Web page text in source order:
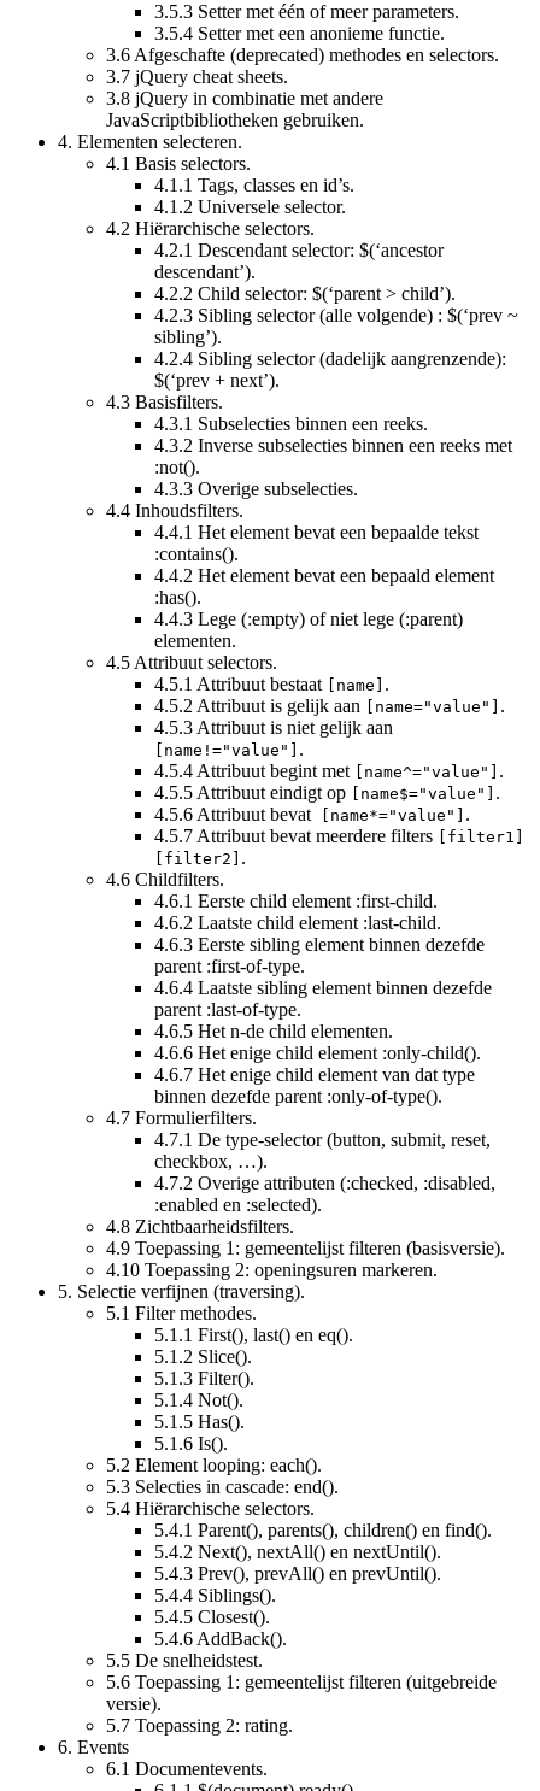
3.5.3 Setter met één of meer parameters.
3.5.4 Setter met een anonieme functie.
3.6 Afgeschafte (deprecated) methodes en selectors.
3.7 jQuery cheat sheets.
3.8 jQuery in combinatie met andere
JavaScriptbibliotheken gebruiken.
4. Elementen selecteren.
4.1 Basis selectors.
4.1.1 Tags, classes en id’s.
4.1.2 Universele selector.
4.2 Hiërarchische selectors.
4.2.1 Descendant selector: $(‘ancestor
descendant’).
4.2.2 Child selector: $(‘parent > child’).
4.2.3 Sibling selector (alle volgende) : $(‘prev ~
sibling’).
4.2.4 Sibling selector (dadelijk aangrenzende):
$(‘prev + next’).
4.3 Basisfilters.
4.3.1 Subselecties binnen een reeks.
4.3.2 Inverse subselecties binnen een reeks met
:not().
4.3.3 Overige subselecties.
4.4 Inhoudsfilters.
4.4.1 Het element bevat een bepaalde tekst
:contains().
4.4.2 Het element bevat een bepaald element
:has().
4.4.3 Lege (:empty) of niet lege (:parent)
elementen.
4.5 Attribuut selectors.
4.5.1 Attribuut bestaat [name] .
4.5.2 Attribuut is gelijk aan [name="value"] .
4.5.3 Attribuut is niet gelijk aan
[name!="value"] .
4.5.4 Attribuut begint met [name^="value"] .
4.5.5 Attribuut eindigt op [name$="value"] .
4.5.6 Attribuut bevat [name*="value"] .
4.5.7 Attribuut bevat meerdere filters
[filter1]
[filter2] .
4.6 Childfilters.
4.6.1 Eerste child element :first-child.
4.6.2 Laatste child element :last-child.
4.6.3 Eerste sibling element binnen dezefde
parent :first-of-type.
4.6.4 Laatste sibling element binnen dezefde
parent :last-of-type.
4.6.5 Het n-de child elementen.
4.6.6 Het enige child element :only-child().
4.6.7 Het enige child element van dat type
binnen dezefde parent :only-of-type().
4.7 Formulierfilters.
4.7.1 De type-selector (button, submit, reset,
checkbox, …).
4.7.2 Overige attributen (:checked, :disabled,
:enabled en :selected).
4.8 Zichtbaarheidsfilters.
4.9 Toepassing 1: gemeentelijst filteren (basisversie).
4.10 Toepassing 2: openingsuren markeren.
5. Selectie verfijnen (traversing).
5.1 Filter methodes.
5.1.1 First(), last() en eq().
5.1.2 Slice().
5.1.3 Filter().
5.1.4 Not().
5.1.5 Has().
5.1.6 Is().
5.2 Element looping: each().
5.3 Selecties in cascade: end().
5.4 Hiërarchische selectors.
5.4.1 Parent(), parents(), children() en find().
5.4.2 Next(), nextAll() en nextUntil().
5.4.3 Prev(), prevAll() en prevUntil().
5.4.4 Siblings().
5.4.5 Closest().
5.4.6 AddBack().
5.5 De snelheidstest.
5.6 Toepassing 1: gemeentelijst filteren (uitgebreide
versie).
5.7 Toepassing 2: rating.
6. Events
6.1 Documentevents.